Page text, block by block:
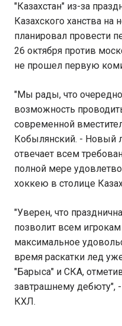
"Казахстан" из-за
Казахского ханства на
планировал провести
26 октября против
не прошел первую
"Мы рады, что
возможность
современной
Кобылянский. - Новый
отвечает всем
полной мере
хоккею в столице
"Уверен, что
позволит всем
максимальное
время раскатки лед
"Барыса" и СКА,
завтрашнему дебюту",
КХЛ.